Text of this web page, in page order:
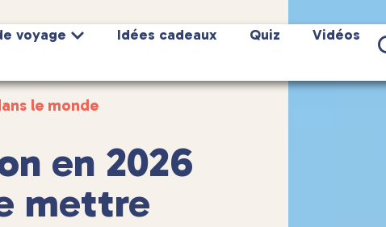
voyage Idées cadeaux Quiz Vidéos
le monde
en 2026
mettre